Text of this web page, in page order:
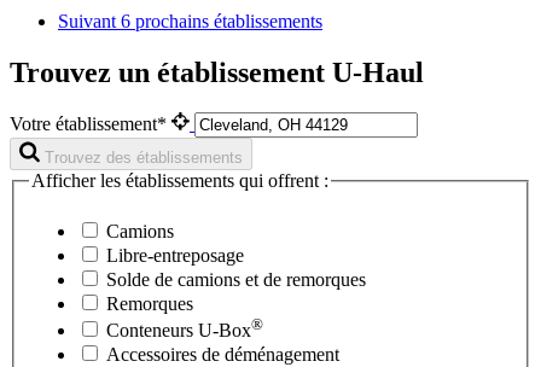
Suivant 6 prochains établissements
Trouvez un établissement U-Haul
Votre établissement*
Trouvez des établissements
Afficher les établissements qui offrent :
Camions
Libre-entreposage
Solde de camions et de remorques
Remorques
Conteneurs U-Box®
Accessoires de déménagement